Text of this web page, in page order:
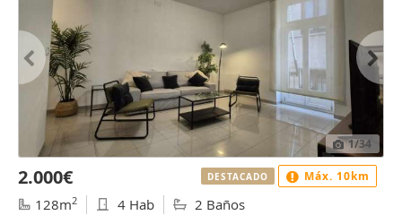
1/34
2.000€
128m2 4 Hab 2 Baños
DESTACADO Máx. 10km